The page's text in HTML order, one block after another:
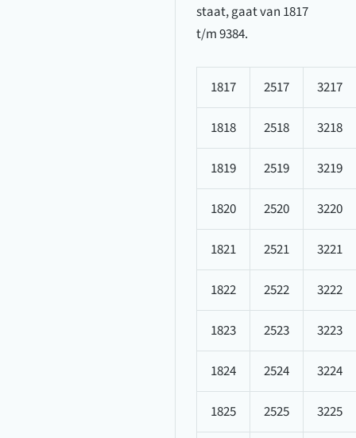
staat, gaat van 1817
t/m 9384.
1817 2517 3217
1818 2518 3218
1819 2519 3219
1820 2520 3220
1821 2521 3221
1822 2522 3222
1823 2523 3223
1824 2524 3224
1825 2525 3225